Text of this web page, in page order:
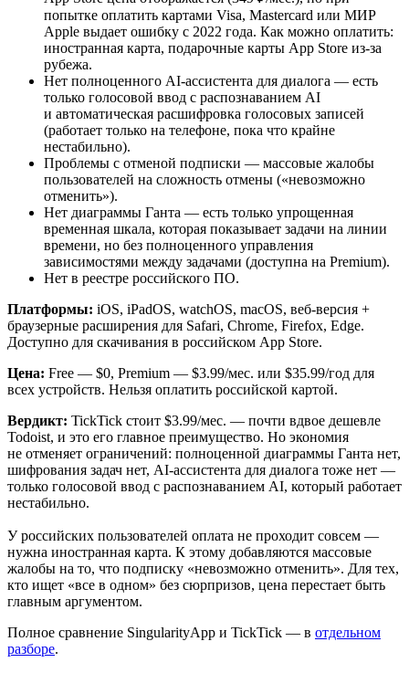
попытке оплатить картами Visa, Mastercard или МИР
Apple выдает ошибку с 2022 года. Как можно оплатить:
иностранная карта, подарочные карты App Store из-за
рубежа.
Нет полноценного AI-ассистента для диалога — есть
только голосовой ввод с распознаванием AI
и автоматическая расшифровка голосовых записей
(работает только на телефоне, пока что крайне
нестабильно).
Проблемы с отменой подписки — массовые жалобы
пользователей на сложность отмены («невозможно
отменить»).
Нет диаграммы Ганта — есть только упрощенная
временная шкала, которая показывает задачи на линии
времени, но без полноценного управления
зависимостями между задачами (доступна на Premium).
Нет в реестре российского ПО.
Платформы: iOS, iPadOS, watchOS, macOS, веб-версия +
браузерные расширения для Safari, Chrome, Firefox, Edge.
Доступно для скачивания в российском App Store.
Цена: Free — $0, Premium — $3.99/мес. или $35.99/год для
всех устройств. Нельзя оплатить российской картой.
Вердикт: TickTick стоит $3.99/мес. — почти вдвое дешевле
Todoist, и это его главное преимущество. Но экономия
не отменяет ограничений: полноценной диаграммы Ганта нет,
шифрования задач нет, AI-ассистента для диалога тоже нет —
только голосовой ввод с распознаванием AI, который работает
нестабильно.
У российских пользователей оплата не проходит совсем —
нужна иностранная карта. К этому добавляются массовые
жалобы на то, что подписку «невозможно отменить». Для тех,
кто ищет «все в одном» без сюрпризов, цена перестает быть
главным аргументом.
Полное сравнение SingularityApp и TickTick — в отдельном
разборе.